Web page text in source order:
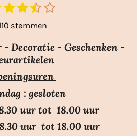
2
s
t
e
r
e
n
3
s
t
e
r
e
n
4
t
e
r
e
n
5
t
e
r
e
n
S
m
stemmen
Decoratie - Geschenken -
: gesloten
uur tot 18.00 uur
uur tot 18.00 uur